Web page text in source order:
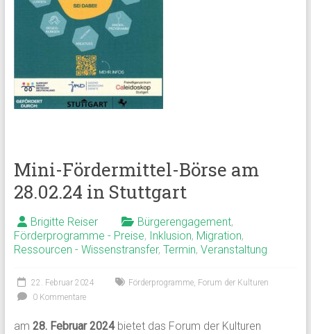
Mini-Fördermittel-Börse am
28.02.24 in Stuttgart
Brigitte Reiser Bürgerengagement,
Förderprogramme - Preise, Inklusion, Migration,
Ressourcen - Wissenstransfer, Termin, Veranstaltung
22. Februar 2024 Förderprogramme, Forum der Kulturen
0 Kommentare
am 28. Februar 2024bietet das Forum der Kulturen